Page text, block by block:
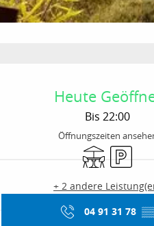
Heute
Bis 22:00
Öffnungszeiten
TerrasseParkplatz
+ 2 andere
04 91 31 78